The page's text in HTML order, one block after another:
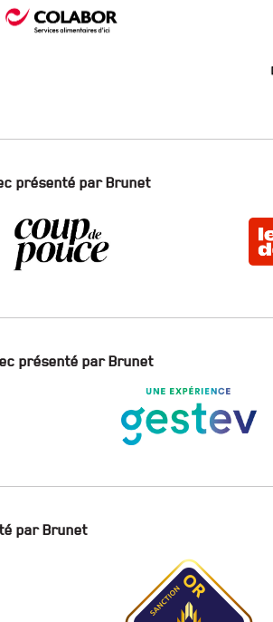
présenté par Brunet
présenté par Brunet
par Brunet